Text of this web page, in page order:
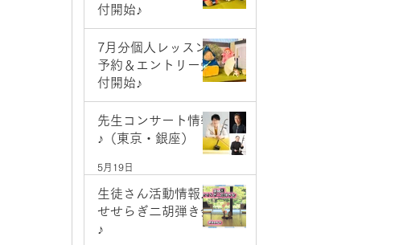
付開始♪
7月分個人レッスン
予約＆エントリー受
付開始♪
先生コンサート情報
♪（東京・銀座）
5月19日
生徒さん活動情報♪
せせらぎ二胡弾き会
♪